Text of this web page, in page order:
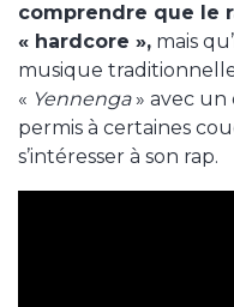
comprendre que le
« hardcore », mais
musique
« Yennenga» avec un
permis à certaines
s’intéresser à son rap.